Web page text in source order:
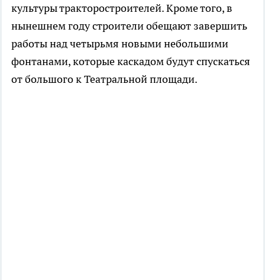
культуры тракторостроителей. Кроме того, в
нынешнем году строители обещают завершить
работы над четырьмя новыми небольшими
фонтанами, которые каскадом будут спускаться
от большого к Театральной площади.